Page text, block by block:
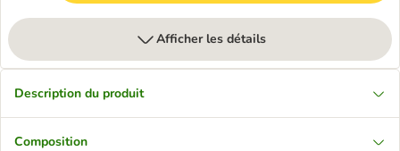
Afficher les détails
Description du produit
Composition